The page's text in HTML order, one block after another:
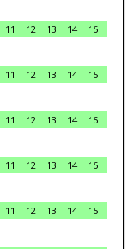
11 12 13 14
15
11 12 13 14
15
11 12 13 14
15
11 12 13 14
15
11 12 13 14
15